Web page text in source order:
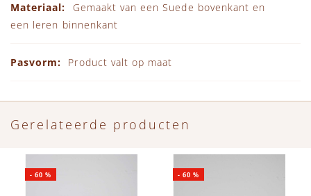
Gemaakt van een Suede bovenkant en
een leren binnenkant
Product valt op maat
Gerelateerde producten
-60 % -60 %